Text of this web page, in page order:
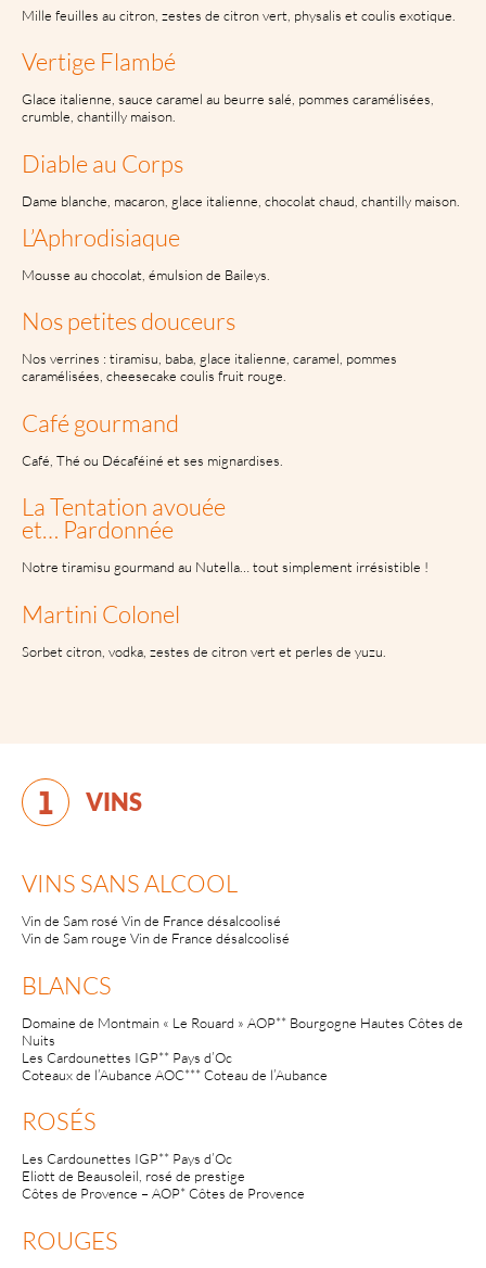
Mille feuilles au citron, zestes de citron vert, physalis et coulis exotique.
Vertige Flambé
Glace italienne, sauce caramel au beurre salé, pommes caramélisées,
crumble, chantilly maison.
Diable au Corps
Dame blanche, macaron, glace italienne, chocolat chaud, chantilly maison.
L’Aphrodisiaque
Mousse au chocolat, émulsion de Baileys.
Nos petites douceurs
Nos verrines : tiramisu, baba, glace italienne, caramel, pommes
caramélisées, cheesecake coulis fruit rouge.
Café gourmand
Café, Thé ou Décaféiné et ses mignardises.
La Tentation avouée
et… Pardonnée
Notre tiramisu gourmand au Nutella… tout simplement irrésistible !
Martini Colonel
Sorbet citron, vodka, zestes de citron vert et perles de yuzu.
VINS
VINS SANS ALCOOL
Vin de Sam rosé Vin de France désalcoolisé
Vin de Sam rouge Vin de France désalcoolisé
BLANCS
Domaine de Montmain « Le Rouard » AOP** Bourgogne Hautes Côtes de
Nuits
Les Cardounettes IGP** Pays d’Oc
Coteaux de l’Aubance AOC*** Coteau de l’Aubance
ROSÉS
Les Cardounettes IGP** Pays d’Oc
Eliott de Beausoleil, rosé de prestige
Côtes de Provence – AOP* Côtes de Provence
ROUGES